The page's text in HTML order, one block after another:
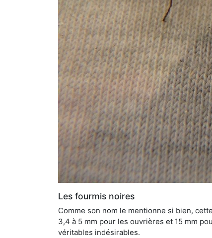
Les fourmis noires
Comme son nom le mentionne si bien,
3,4 à 5 mm pour les ouvrières et 15 mm
véritables indésirables.